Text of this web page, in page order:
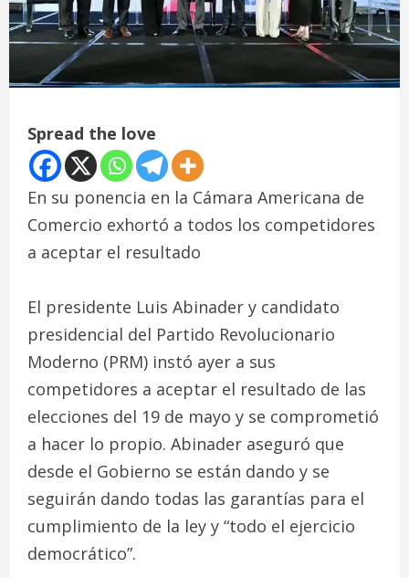
Spread the love
En su ponencia en la Cámara Americana de
Comercio exhortó a todos los competidores
a aceptar el resultado
El presidente Luis Abinader y candidato
presidencial del Partido Revolucionario
Moderno (PRM) instó ayer a sus
competidores a aceptar el resultado de las
elecciones del 19 de mayo y se comprometió
a hacer lo propio. Abinader aseguró que
desde el Gobierno se están dando y se
seguirán dando todas las garantías para el
cumplimiento de la ley y “todo el ejercicio
democrático”.